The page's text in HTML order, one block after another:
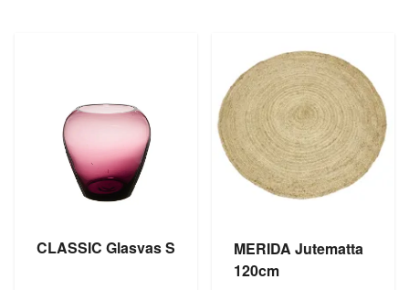
CLASSIC Glasvas S
MERIDA Jutematta
120cm